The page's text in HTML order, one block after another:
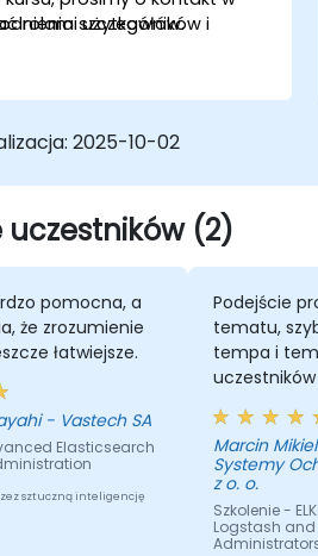
rolami użytkowników i
logów.
z interfejsem REST API
szczegółów.
2025-10-02
uczestników (2)
pomocna, a
że zrozumienie
łatwiejsze.
Ibrahim Al mayahi - Vastech SA
Elasticsearch
sztuczną inteligencję
Podejście
tematu,
tempa i
techniczna/
Marcin
Systemy
z o. o.
Szkolenie -
Logstash